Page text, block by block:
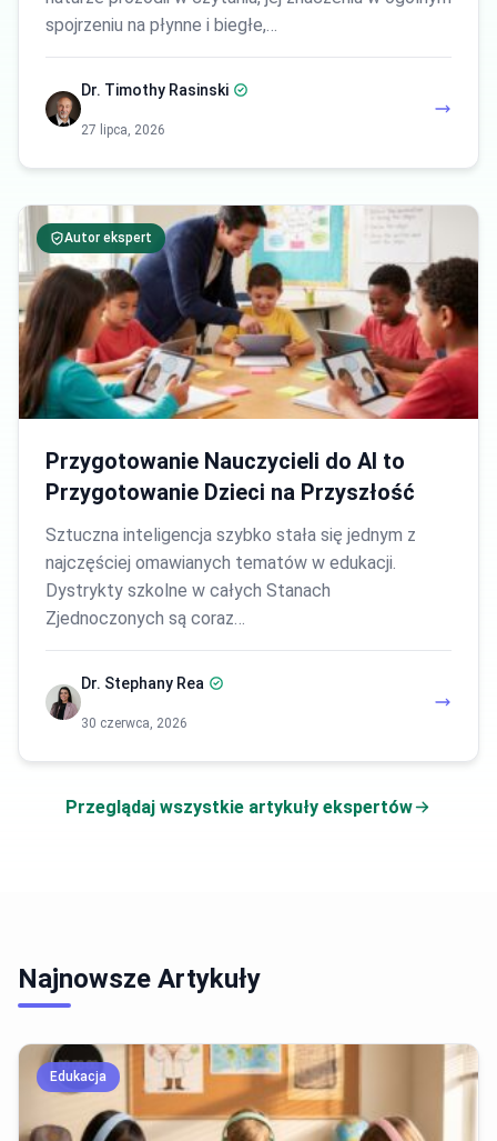
spojrzeniu na płynne i biegłe,…
Dr. Timothy Rasinski
27 lipca, 2026
Autor ekspert
Przygotowanie Nauczycieli do AI to
Przygotowanie Dzieci na Przyszłość
Sztuczna inteligencja szybko stała się jednym z
najczęściej omawianych tematów w edukacji.
Dystrykty szkolne w całych Stanach
Zjednoczonych są coraz…
Dr. Stephany Rea
30 czerwca, 2026
Przeglądaj wszystkie artykuły ekspertów
Najnowsze Artykuły
Edukacja